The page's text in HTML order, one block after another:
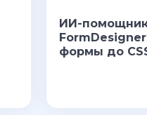
ИИ-
формы до